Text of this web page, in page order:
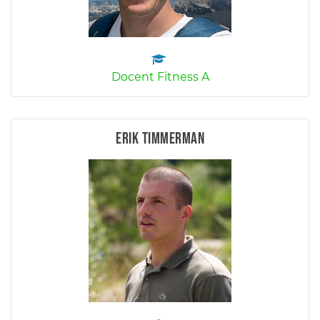
Docent Fitness A
Erik Timmerman